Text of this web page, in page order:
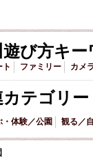
遊び方キー
ト ファミリー カメ
カテゴリー
・体験／公園 観る／